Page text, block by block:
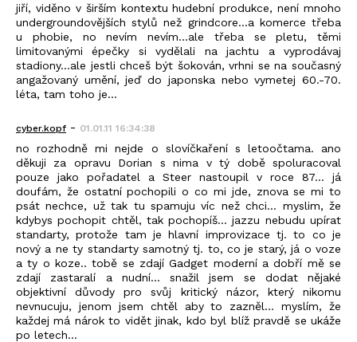
jiří, viděno v širším kontextu hudební produkce, není mnoho
undergroundovějších stylů než grindcore...a komerce třeba
u phobie, no nevím nevím...ale třeba se pletu, těmi
limitovanými épečky si vydělali na jachtu a vyprodávaj
stadiony...ale jestli chceš být šokován, vrhni se na současný
angažovaný umění, jeď do japonska nebo vymetej 60.-70.
léta, tam toho je...
cyber.kopf - 01.01.11 16:34:38
no rozhodně mi nejde o slovíčkaření s letoočtama. ano
děkuji za opravu Dorian s nima v tý době spoluracoval
pouze jako pořadatel a Steer nastoupil v roce 87... já
doufám, že ostatní pochopili o co mi jde, znova se mi to
psát nechce, už tak tu spamuju víc než chci... myslim, že
kdybys pochopit chtěl, tak pochopíš... jazzu nebudu upírat
standarty, protože tam je hlavní improvizace tj. to co je
nový a ne ty standarty samotný tj. to, co je starý, já o voze
a ty o koze.. tobě se zdají Gadget moderní a dobří mě se
zdají zastaralí a nudní... snažil jsem se dodat nějaké
objektivní důvody pro svůj kritický názor, který nikomu
nevnucuju, jenom jsem chtěl aby to zazněl... myslím, že
každej má nárok to vidět jinak, kdo byl blíž pravdě se ukáže
po letech...